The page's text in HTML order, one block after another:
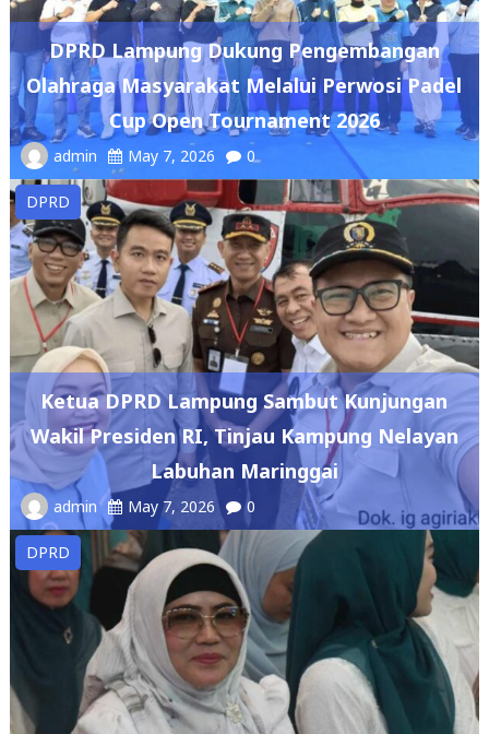
Olahraga Masyarakat Melalui Perwosi Padel
Cup Open Tournament 2026
admin May 7, 2026 0
DPRD
Ketua DPRD Lampung Sambut Kunjungan
Wakil Presiden RI, Tinjau Kampung Nelayan
Labuhan Maringgai
admin May 7, 2026 0
DPRD
DPRD Lampung Dukung Penguatan Ekonomi